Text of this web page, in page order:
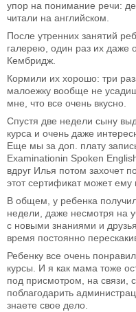
упор на понимание речи:
читали на английском.
После утренних занятий
галерею, один раз их даже
Кембридж.
Кормили их хорошо: три
малоежку вообще не
мне, что все очень вкусно.
Спустя две недели сыну
курса и очень даже
Еще мы за доп. плату
Examinationin Spoken
вдруг Илья потом захочет
этот сертификат может ему
В общем, у ребенка
недели, даже несмотря на
с новыми знаниями и
время постоянно
Ребенку все очень
курсы. И я как мама тоже
под присмотром, на связи,
поблагодарить
знаете свое дело.